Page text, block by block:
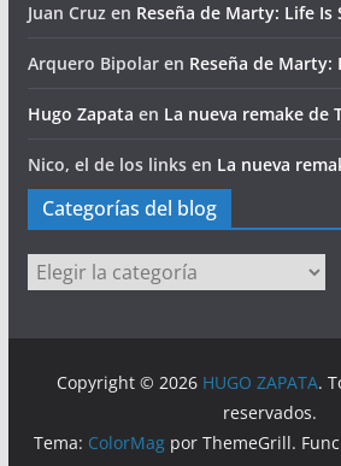
Juan Cruzen Reseña de Marty: Life Is
Arquero Bipolaren Reseña de Marty:
Hugo Zapata en La nueva remake de
Nico, el de los linksen La nueva
Categorías del blog
Categorías
del
Copyright © 2026 HUGO ZAPATA.
reservados.
Tema: ColorMag por ThemeGrill.